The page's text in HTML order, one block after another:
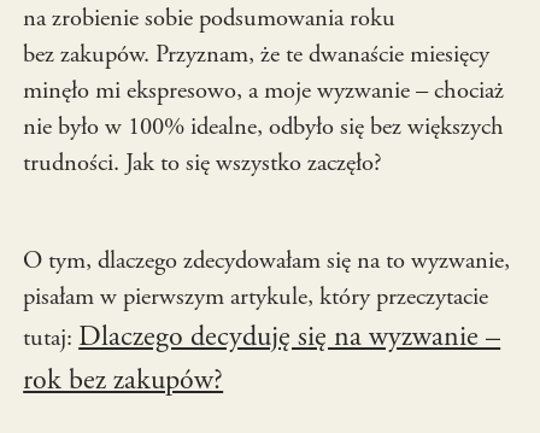
na zrobienie sobie podsumowania roku
bez zakupów. Przyznam, że te dwanaście miesięcy
minęło mi ekspresowo, a moje wyzwanie – chociaż
nie było w 100% idealne, odbyło się bez większych
trudności. Jak to się wszystko zaczęło?
O tym, dlaczego zdecydowałam się na to wyzwanie,
pisałam w pierwszym artykule, który przeczytacie
tutaj: Dlaczego decyduję się na wyzwanie –
rok bez zakupów?